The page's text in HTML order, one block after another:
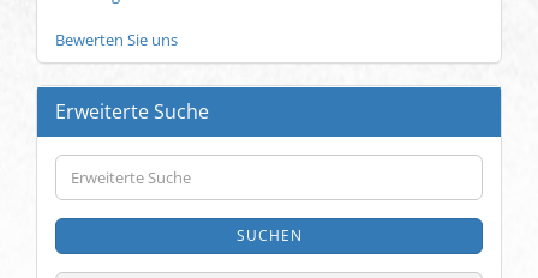
Bewerten Sie uns
Erweiterte Suche
Erweiterte
Suche
SUCHEN